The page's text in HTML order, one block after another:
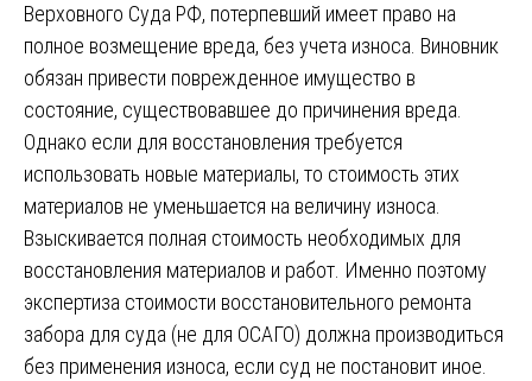
Верховного Суда РФ, потерпевший имеет право на
полное возмещение вреда, без учета износа. Виновник
обязан привести поврежденное имущество в
состояние, существовавшее до причинения вреда.
Однако если для восстановления требуется
использовать новые материалы, то стоимость этих
материалов не уменьшается на величину износа.
Взыскивается полная стоимость необходимых для
восстановления материалов и работ. Именно поэтому
экспертиза стоимости восстановительного ремонта
забора для суда (не для ОСАГО) должна производиться
без применения износа, если суд не постановит иное.